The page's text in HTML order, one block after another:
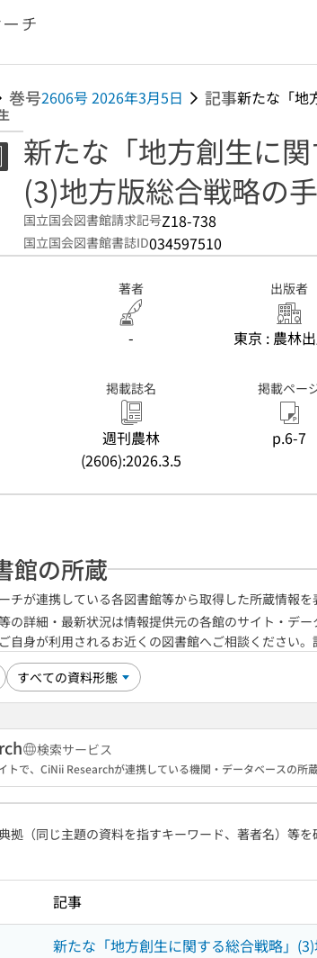
巻号2606号 2026年3月5日 記事新たな「地
新たな「地方創生に関
(3)地方版総合戦略の
国立国会図書館請求記号Z18-738
国立国会図書館書誌ID034597510
著者
-
出版者
東京 : 農林
掲載誌名
週刊農林
(2606):2026.3.5
掲載ペー
p.6-7
館の所蔵
チが連携している各図書館等から取得した所蔵情報を
の詳細・最新状況は情報提供元の各館のサイト・デ
自身が利用されるお近くの図書館へご相談ください。
検索サービス
トで、CiNii Researchが連携している機関・データベースの所
拠（同じ主題の資料を指すキーワード、著者名）等を
記事
新たな「地方創生に関する総合戦略」